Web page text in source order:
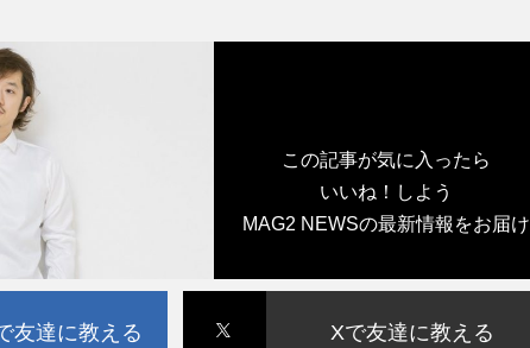
この記事が気に入ったら
いいね！しよう
MAG2 NEWSの最新情報をお届け
友達に教える Xで友達に教える